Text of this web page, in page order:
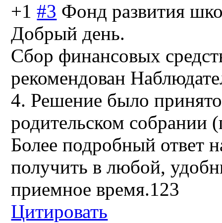
+1 #3 Фонд развития
Добрый день.
Сбор финансовых
рекомендован
4. Решение было
родительском собрании
Более подробный ответ
получить в любой,
приемное время.123
Цитировать